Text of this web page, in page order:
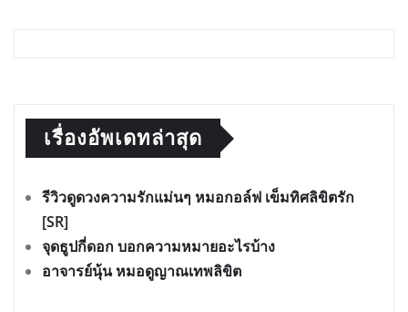
เรื่องอัพเดทล่าสุด
รีวิวดูดวงความรักแม่นๆ หมอกอล์ฟ เข็มทิศลิขิตรัก
[SR]
จุดธูปกี่ดอก บอกความหมายอะไรบ้าง
อาจารย์นุ้น หมอดูญาณเทพลิขิต